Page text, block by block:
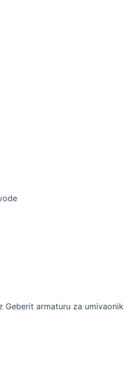
Geberit armaturu za umivaonik